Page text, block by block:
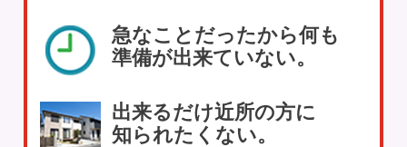
急なことだったから何も
準備が出来ていない。
出来るだけ近所の方に
知られたくない。